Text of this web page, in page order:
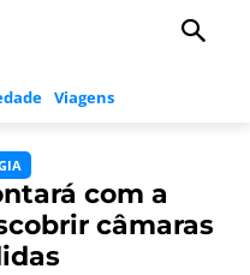
Viagens
com a
câmaras